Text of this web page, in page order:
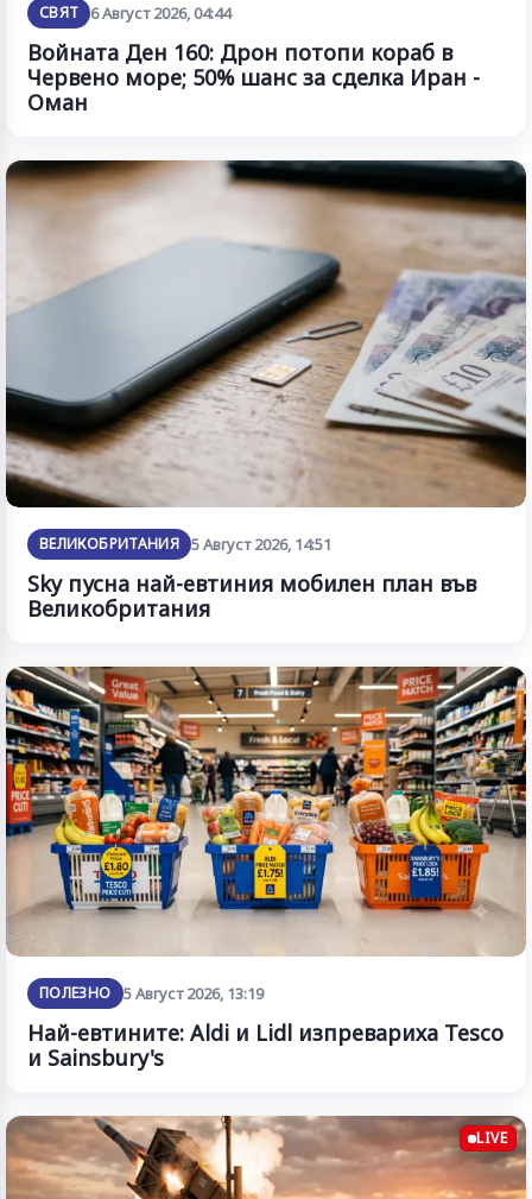
СВЯТ 6 Август 2026, 04:44
Войната Ден 160: Дрон потопи кораб в
Червено море; 50% шанс за сделка Иран -
Оман
ВЕЛИКОБРИТАНИЯ 5 Август 2026, 14:51
Sky пусна най-евтиния мобилен план във
Великобритания
ПОЛЕЗНО 5 Август 2026, 13:19
Най-евтините: Aldi и Lidl изпревариха Tesco
и Sainsbury's
LIVE